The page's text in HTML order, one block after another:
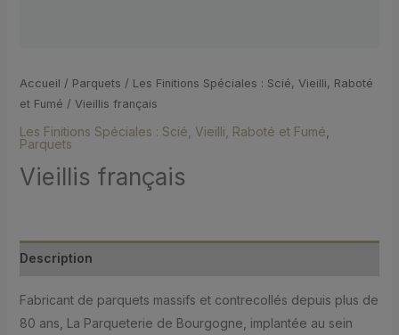
Accueil / Parquets / Les Finitions Spéciales : Scié, Vieilli, Raboté
et Fumé / Vieillis français
Les Finitions Spéciales : Scié, Vieilli, Raboté et Fumé
Parquets
Vieillis français
Description
Fabricant de parquets massifs et contrecollés depuis plus de
80 ans, La Parqueterie de Bourgogne, implantée au sein